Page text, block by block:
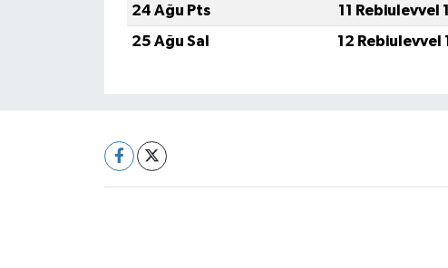
24 Ağu Pts
11 Rebiulevvel
25 Ağu Sal
12 Rebiulevvel